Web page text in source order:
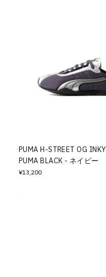
PUMA H-STREET OG
PUMA BLACK - ネイビー
¥13,200